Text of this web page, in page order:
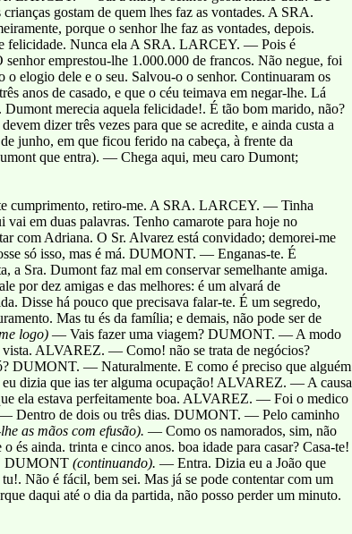
gostam de quem lhes faz as vontades. A SRA.
porque o senhor lhe faz as vontades, depois.
felicidade. Nunca ela A SRA. LARCEY. — Pois é
emprestou-lhe 1.000.000 de francos. Não negue, foi
o elogio dele e o seu. Salvou-o o senhor. Continuaram os
anos de casado, e que o céu teimava em negar-lhe. Lá
Dumont merecia aquela felicidade!. É tão bom marido, não?
dizer três vezes para que se acredite, e ainda custa a
junho, em que ficou ferido na cabeça, à frente da
que entra). — Chega aqui, meu caro Dumont;
cumprimento, retiro-me. A SRA. LARCEY. — Tinha
em duas palavras. Tenho camarote para hoje no
com Adriana. O Sr. Alvarez está convidado; demorei-me
só isso, mas é má. DUMONT. — Enganas-te. É
Sra. Dumont faz mal em conservar semelhante amiga.
por dez amigas e das melhores: é um alvará de
há pouco que precisava falar-te. É um segredo,
Mas tu és da família; e demais, não pode ser de
logo) — Vais fazer uma viagem? DUMONT. — A modo
ALVAREZ. — Como! não se trata de negócios?
DUMONT. — Naturalmente. E como é preciso que alguém
dizia que ias ter alguma ocupação! ALVAREZ. — A causa
ela estava perfeitamente boa. ALVAREZ. — Foi o medico
de dois ou três dias. DUMONT. — Pelo caminho
as mãos com efusão). — Como os namorados, sim, não
ainda. trinta e cinco anos. boa idade para casar? Casa-te!
DUMONT (continuando). — Entra. Dizia eu a João que
Não é fácil, bem sei. Mas já se pode contentar com um
daqui até o dia da partida, não posso perder um minuto.